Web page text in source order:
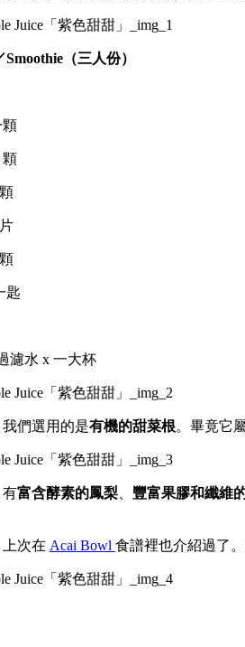
（三人份）
顆
顆
匙
濾水 x 一大杯
們選用的是有機的甜菜根。畢竟它
有富含酵素的鳳梨 豐富果膠和纖維
次在 Acai Bowl 食譜裡也介紹過了。